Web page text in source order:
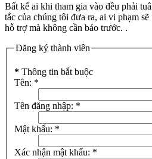
Bất kể ai khi tham gia vào đều phải
tắc của chúng tôi đưa ra, ai vi phạm
hỗ trợ mà không cần báo trước. .
Đăng ký thành viên
* Thông tin bắt buộc
Tên: *
Tên đăng nhập: *
Mật khẩu: *
Xác nhận mật khẩu: *